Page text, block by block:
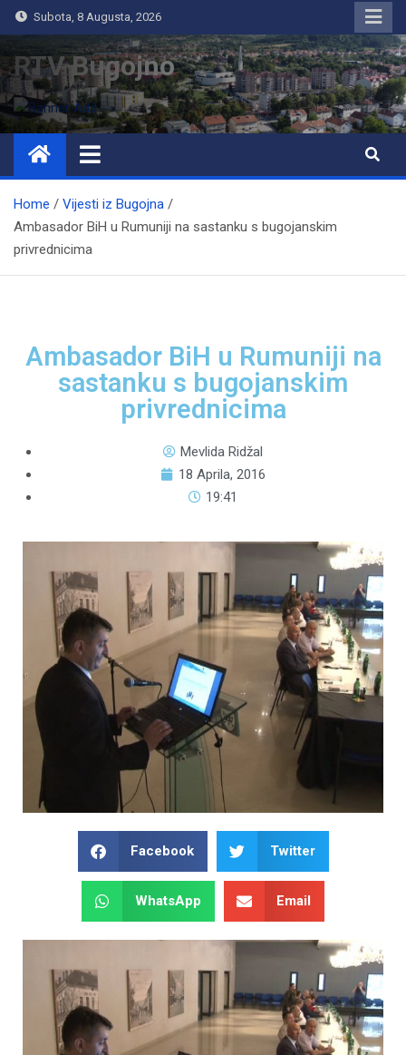
Subota, 8 Augusta, 2026
RTV Bugojno
Home
Vijesti iz Bugojna
Ambasador BiH u Rumuniji na sastanku s bugojanskim
privrednicima
Ambasador BiH u Rumuniji na
sastanku s bugojanskim
privrednicima
Mevlida Ridžal
18 Aprila, 2016
19:41
Facebook Twitter
WhatsApp Email